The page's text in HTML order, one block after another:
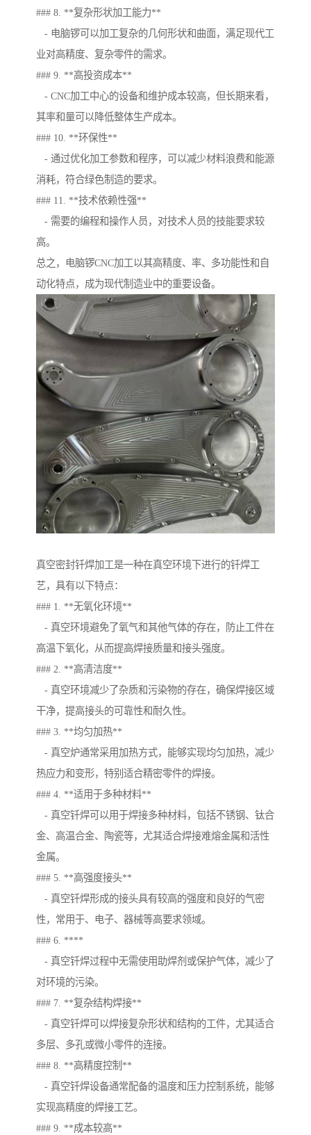
### 8. **复杂形状加工能力**
- 电脑锣可以加工复杂的几何形状和曲面，满足现代工
业对高精度、复杂零件的需求。
### 9. **高投资成本**
- CNC加工中心的设备和维护成本较高，但长期来看，
其率和量可以降低整体生产成本。
### 10. **环保性**
- 通过优化加工参数和程序，可以减少材料浪费和能源
消耗，符合绿色制造的要求。
### 11. **技术依赖性强**
- 需要的编程和操作人员，对技术人员的技能要求较
高。
总之，电脑锣CNC加工以其高精度、率、多功能性和自
动化特点，成为现代制造业中的重要设备。
真空密封钎焊加工是一种在真空环境下进行的钎焊工
艺，具有以下特点：
### 1. **无氧化环境**
- 真空环境避免了氧气和其他气体的存在，防止工件在
高温下氧化，从而提高焊接质量和接头强度。
### 2. **高清洁度**
- 真空环境减少了杂质和污染物的存在，确保焊接区域
干净，提高接头的可靠性和耐久性。
### 3. **均匀加热**
- 真空炉通常采用加热方式，能够实现均匀加热，减少
热应力和变形，特别适合精密零件的焊接。
### 4. **适用于多种材料**
- 真空钎焊可以用于焊接多种材料，包括不锈钢、钛合
金、高温合金、陶瓷等，尤其适合焊接难熔金属和活性
金属。
### 5. **高强度接头**
- 真空钎焊形成的接头具有较高的强度和良好的气密
性，常用于、电子、器械等高要求领域。
### 6. ****
- 真空钎焊过程中无需使用助焊剂或保护气体，减少了
对环境的污染。
### 7. **复杂结构焊接**
- 真空钎焊可以焊接复杂形状和结构的工件，尤其适合
多层、多孔或微小零件的连接。
### 8. **高精度控制**
- 真空钎焊设备通常配备的温度和压力控制系统，能够
实现高精度的焊接工艺。
### 9. **成本较高**